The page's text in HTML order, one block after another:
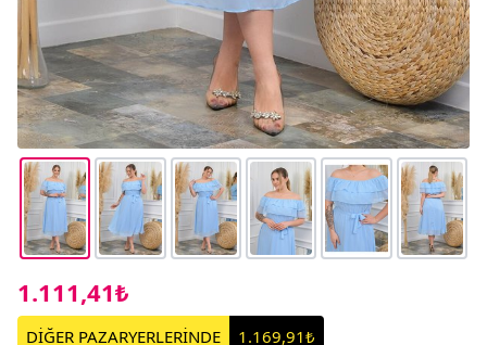
1.111,41₺
DİĞER PAZARYERLERİNDE 1.169,91₺